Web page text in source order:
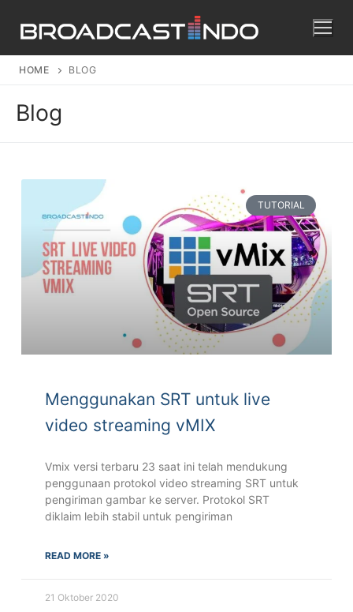
HOME BLOG
Blog
TUTORIAL
Menggunakan SRT untuk live
video streaming vMIX
Vmix versi terbaru 23 saat ini telah mendukung
penggunaan protokol video streaming SRT untuk
pengiriman gambar ke server. Protokol SRT
diklaim lebih stabil untuk pengiriman
READ MORE »
21 Oktober 2020